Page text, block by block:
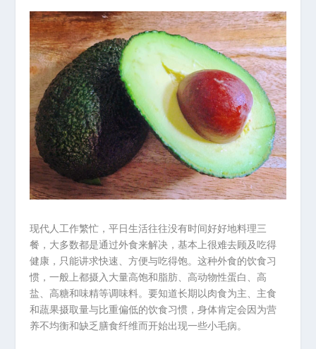
现代人工作繁忙，平日生活往往没有时间好好地料理三
餐，大多数都是通过外食来解决，基本上很难去顾及吃得
健康，只能讲求快速、方便与吃得饱。这种外食的饮食习
惯，一般上都摄入大量高饱和脂肪、高动物性蛋白、高
盐、高糖和味精等调味料。要知道长期以肉食为主、主食
和蔬果摄取量与比重偏低的饮食习惯，身体肯定会因为营
养不均衡和缺乏膳食纤维而开始出现一些小毛病。